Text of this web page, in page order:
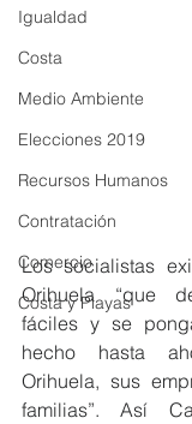
Igualdad
Costa
Medio Ambiente
Elecciones 2019
Recursos Humanos
Contratación
Comercio
Costa y Playas
Los socialistas
Orihuela “que
fáciles y se
hecho hasta
Orihuela, sus
familias”. Así